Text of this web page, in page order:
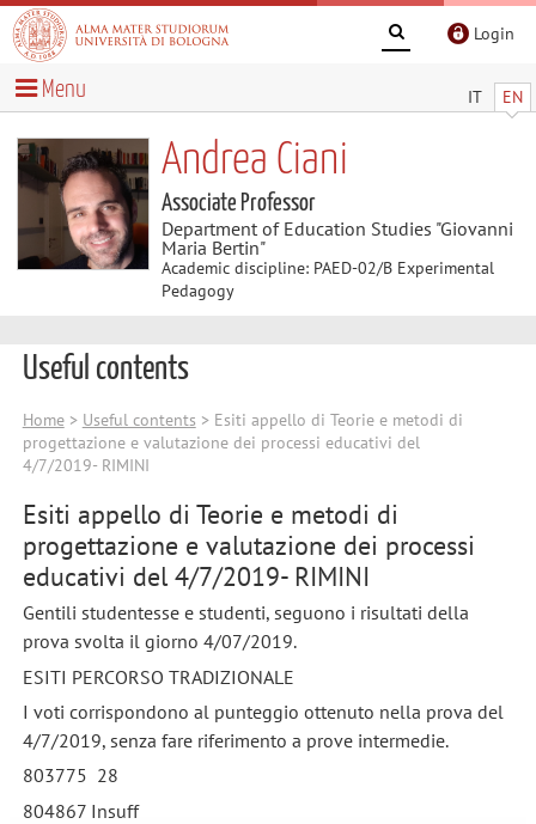
Login
IT EN
Menu
Andrea Ciani
Associate Professor
Department of Education Studies "Giovanni
Maria Bertin"
Academic discipline: PAED-02/B Experimental
Pedagogy
Useful contents
Home> Useful contents > Esiti appello di Teorie e metodi di
progettazione e valutazione dei processi educativi del
4/7/2019- RIMINI
Esiti appello di Teorie e metodi di
progettazione e valutazione dei processi
educativi del 4/7/2019- RIMINI
Gentili studentesse e studenti, seguono i risultati della
prova svolta il giorno 4/07/2019.
ESITI PERCORSO TRADIZIONALE
I voti corrispondono al punteggio ottenuto nella prova del
4/7/2019, senza fare riferimento a prove intermedie.
803775 28
804867 Insuff